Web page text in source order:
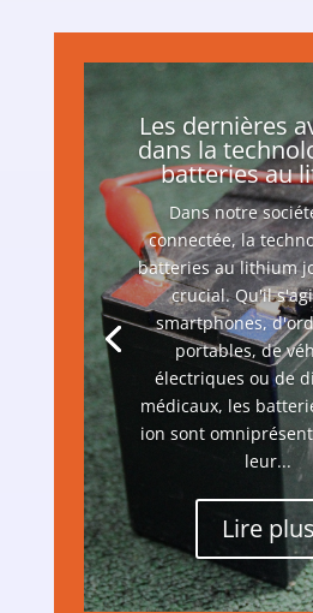
Les dernières
dans la
batteries au
Dans notre
connectée, la
batteries au lithium
crucial. Qu'il
smartphones,
portables, de
électriques ou de
médicaux, les
ion sont
leur...
Lire